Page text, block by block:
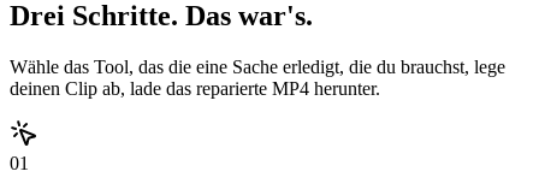
Drei Schritte. Das war's.
Wähle das Tool, das die eine Sache erledigt, die du brauchst, lege
deinen Clip ab, lade das reparierte MP4 herunter.
01